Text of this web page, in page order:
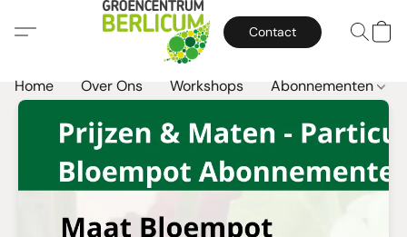
Contact
Home Over Ons Workshops Abonnementen